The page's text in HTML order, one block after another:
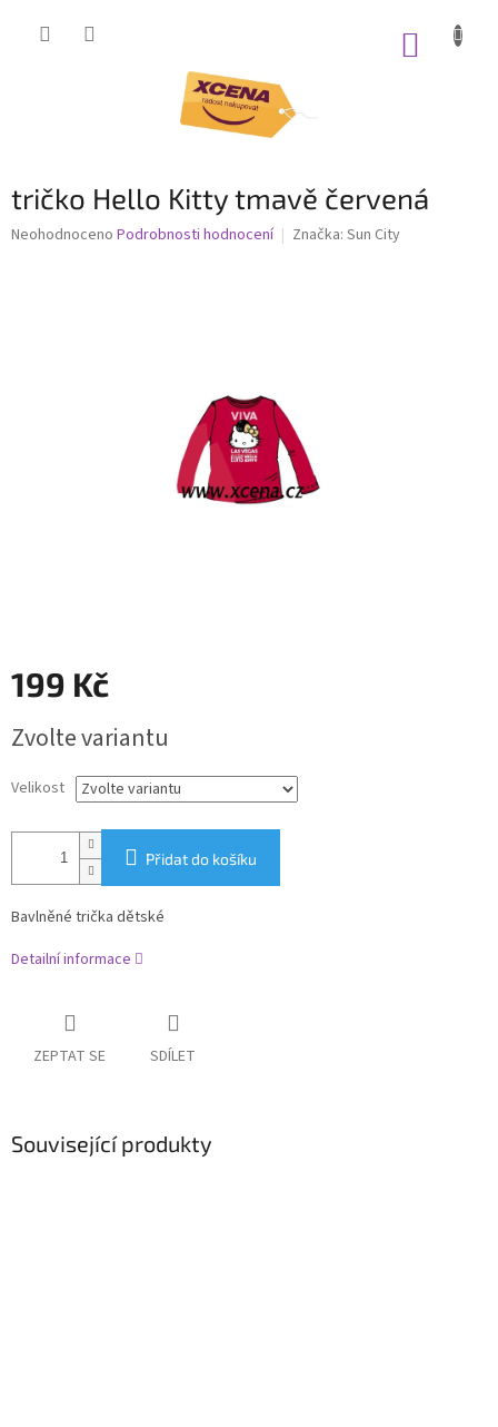
tričko Hello Kitty tmavě červená
Průměrné
Neohodnoceno Podrobnosti hodnocení Značka: Sun City
199 Kč
cena:
Zvolte variantu
Velikost
Přidat do košíku
Bavlněné trička dětské
Detailní informace
ZEPTAT SE SDÍLET
Související produkty